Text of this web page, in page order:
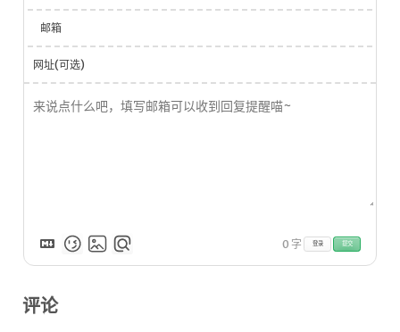
邮箱
网址(可选)
0 字 登录 提交
评论